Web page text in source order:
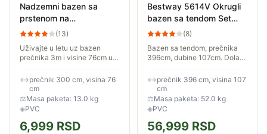
Nadzemni bazen sa
prstenom na
naduvavanje 300x76 cm
(13)
Uživajte u letu uz bazen
prečnika 3m i visine 76cm u
fenomenalnu porodičnu
zabavu u vašem dvorištu i
opuštanje tokom vrelih
letnjih...
↔prečnik 300 cm, visina 76
cm
⚖Masa paketa: 13.0 kg
◈PVC
6,999 RSD
Bestway 5614V Okrugli
bazen sa tendom Set
396x107 (8)
Bazen sa tendom, prečnika
396cm, dubine 107cm. Dolazi
merdevinama i prekrivačem.
↔prečnik 396 cm, visina 107
cm
⚖Masa paketa: 52.0 kg
◈PVC
56,999 RSD